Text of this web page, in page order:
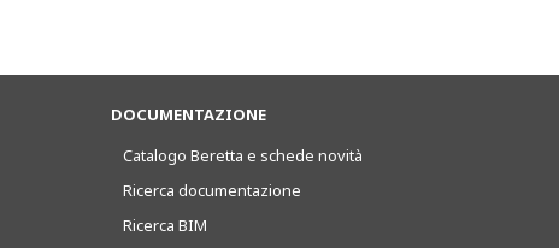
DOCUMENTAZIONE
Catalogo Beretta e schede novità
Ricerca documentazione
Ricerca BIM